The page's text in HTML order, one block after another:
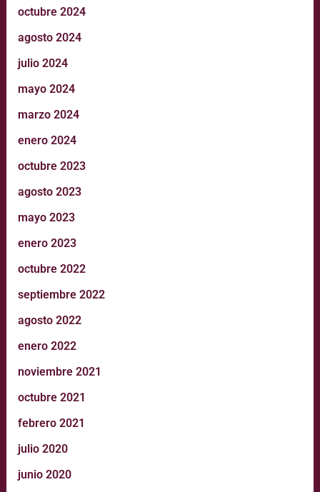
octubre 2024
agosto 2024
julio 2024
mayo 2024
marzo 2024
enero 2024
octubre 2023
agosto 2023
mayo 2023
enero 2023
octubre 2022
septiembre 2022
agosto 2022
enero 2022
noviembre 2021
octubre 2021
febrero 2021
julio 2020
junio 2020